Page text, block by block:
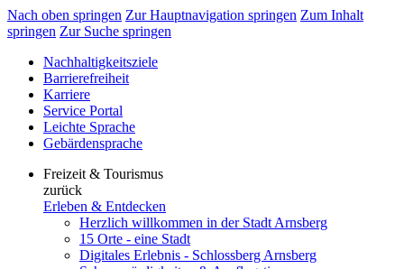
Nach oben springen Zur Hauptnavigation springen Zum Inhalt
springen Zur Suche springen
Nachhaltigkeitsziele
Barrierefreiheit
Karriere
Service Portal
Leichte Sprache
Gebärdensprache
Freizeit & Tourismus
zurück
Erleben & Entdecken
Herzlich willkommen in der Stadt Arnsberg
15 Orte - eine Stadt
Digitales Erlebnis - Schlossberg Arnsberg